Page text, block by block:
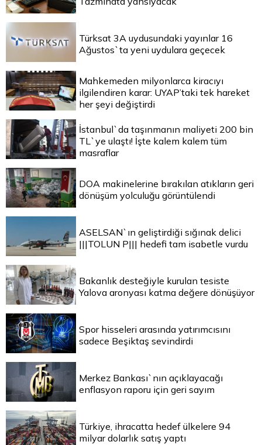
Türksat 3A uydusundaki yayınlar 16
Ağustos`ta yeni uydulara geçecek
Mahkemeden milyonlarca kiracıyı
ilgilendiren karar: UYAP’taki tek hareket
her şeyi değiştirdi
İstanbul`da taşınmanın maliyeti 200 bin
TL`ye ulaştı! İşte kalem kalem tüm
masraflar
DOA makinelerine bırakılan atıkların geri
dönüşüm yolculuğu görüntülendi
ASELSAN`ın geliştirdiği sığınak delici
|||TOLUN P||| hedefi tam isabetle vurdu
Bakanlık desteğiyle kurulan tesiste
Yalova aronyası katma değere dönüşüyor
Spor hisseleri arasında yatırımcısını
sadece Beşiktaş sevindirdi
Merkez Bankası`nın açıklayacağı
enflasyon raporu için geri sayım
Türkiye, ihracatta hedef ülkelere 94
milyar dolarlık satış yaptı